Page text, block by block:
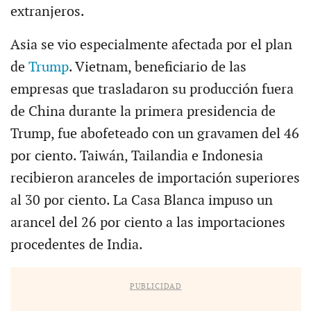
extranjeros.
Asia se vio especialmente afectada por el plan
de Trump. Vietnam, beneficiario de las
empresas que trasladaron su producción fuera
de China durante la primera presidencia de
Trump, fue abofeteado con un gravamen del 46
por ciento. Taiwán, Tailandia e Indonesia
recibieron aranceles de importación superiores
al 30 por ciento. La Casa Blanca impuso un
arancel del 26 por ciento a las importaciones
procedentes de India.
PUBLICIDAD